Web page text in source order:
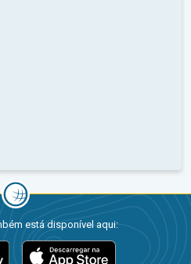
está disponível aqui: